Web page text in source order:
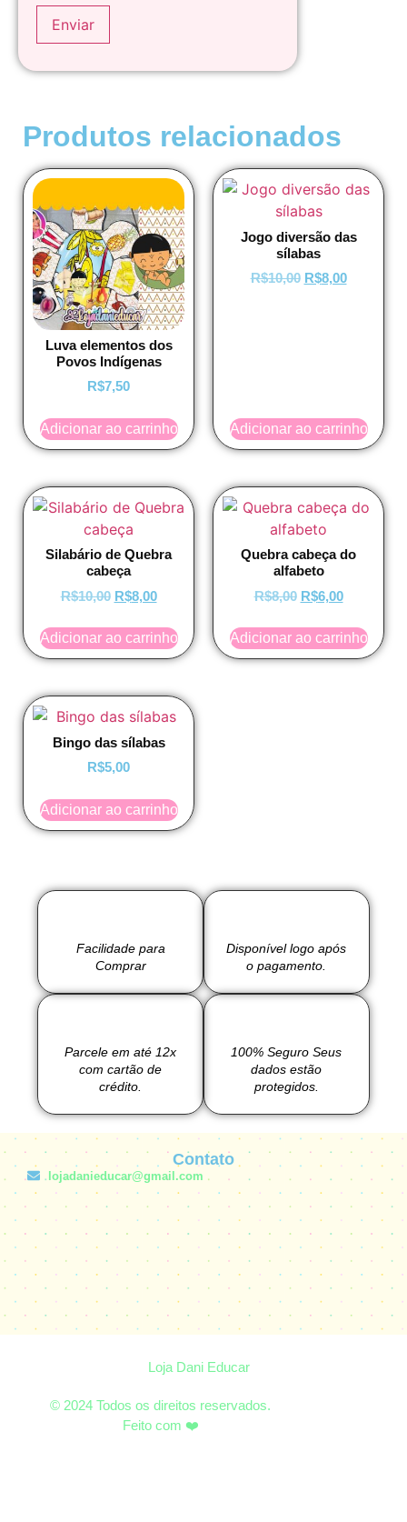
Produtos relacionados
Luva elementos dos
Povos Indígenas
R$7,50
Adicionar ao carrinho
Jogo diversão das
sílabas
R$10,00 R$8,00
Adicionar ao carrinho
Silabário de Quebra
cabeça
R$10,00 R$8,00
Adicionar ao carrinho
Quebra cabeça do
alfabeto
R$8,00 R$6,00
Adicionar ao carrinho
Bingo das sílabas
R$5,00
Adicionar ao carrinho
Facilidade para
Comprar
Disponível logo após
o pagamento.
Parcele em até 12x
com cartão de
crédito.
100% Seguro Seus
dados estão
protegidos.
Contato
lojadanieducar@gmail.com
Loja Dani Educar
© 2024 Todos os direitos reservados.
Feito com ❤️